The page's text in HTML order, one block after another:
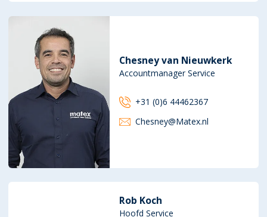
Chesney van Nieuwkerk
Accountmanager Service
+31 (0)6 44462367
Chesney@Matex.nl
Rob Koch
Hoofd Service